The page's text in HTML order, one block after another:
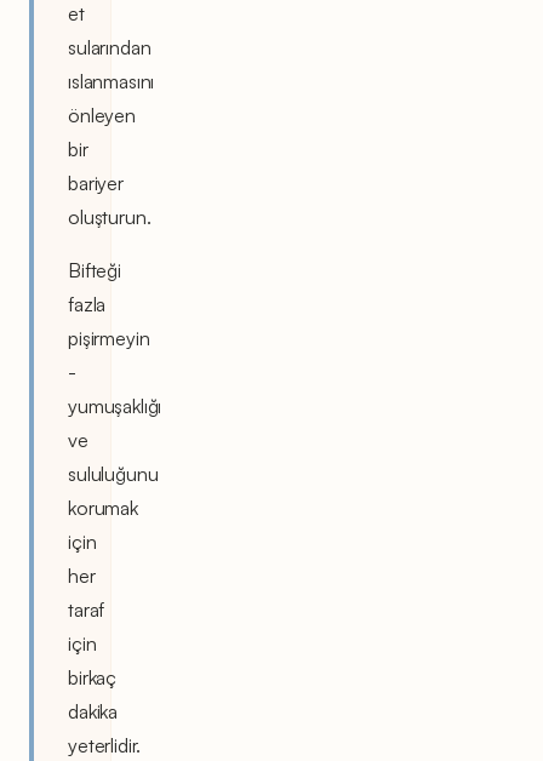
et
sularından
ıslanmasını
önleyen
bir
bariyer
oluşturun.
Bifteği
fazla
pişirmeyin
-
yumuşaklığı
ve
sululuğunu
korumak
için
her
taraf
için
birkaç
dakika
yeterlidir.